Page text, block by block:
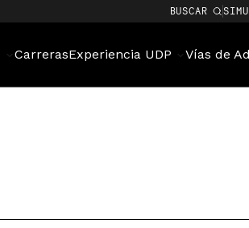
BUSCAR
CarrerasExperiencia UDP Vías de